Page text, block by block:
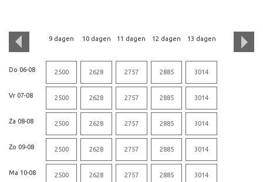
9 dagen 10 dagen 11 dagen 12 dagen 13 dagen
Do 06-08 2500 2628 2757 2885 3014
Vr 07-08 2500 2628 2757 2885 3014
Za 08-08 2500 2628 2757 2885 3014
Zo 09-08 2500 2628 2757 2885 3014
Ma 10-08 2500 2628 2757 2885 3014